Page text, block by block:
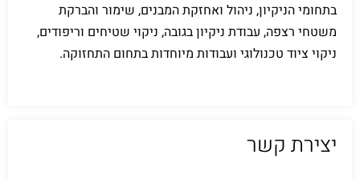
בתחומי הניקיון, ניהול ואחזקת המבנים, שימור והברקת
משטחי רצפה, עבודת ניקיון בגובה, ניקוי שטיחים וריפודים,
ניקוי ציוד טכנולוגי ועבודות מיוחדות בתחום התחזוקה.
יצירת קשר